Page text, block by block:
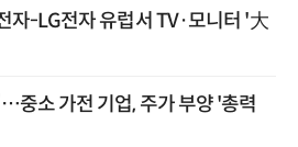
자-LG전자 유럽서 TV·모니터 '大
중소 가전 기업, 주가 부양 '총력